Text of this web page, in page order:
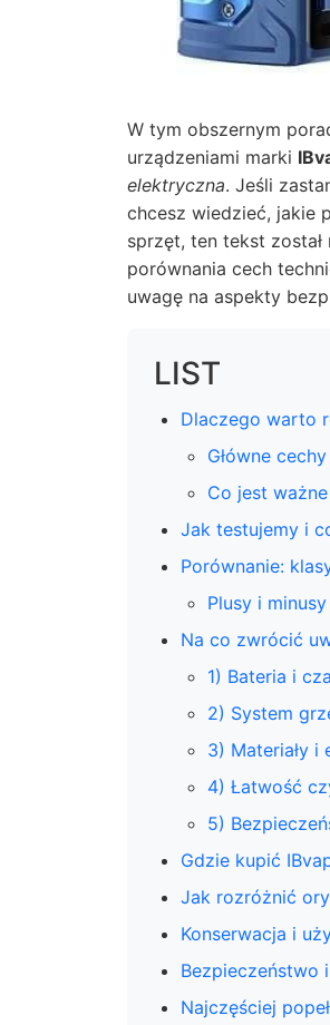
W tym obszernym
urządzeniami marki
elektryczna. Jeśli
chcesz wiedzieć, jakie
sprzęt, ten tekst
porównania cech
uwagę na aspekty
LIST
Dlaczego warto
Główne
Co jest
Jak testujemy i
Porównanie:
Plusy i minusy
Na co zwrócić
1) Bateria i
2) System
3) Materiały i
4) Łatwość
5)
Gdzie kupić
Jak rozróżnić
Konserwacja i
Bezpieczeństwo
Najczęściej